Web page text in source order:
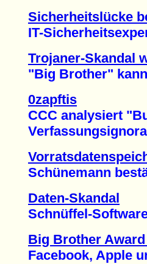
Sicherheitslücke
IT-
Trojaner-Skandal
"Big Brother" kann
0zapftis
CCC analysiert
Schünemann
Daten-Skandal
Schnüffel-Software
Big Brother Award
Facebook, Apple